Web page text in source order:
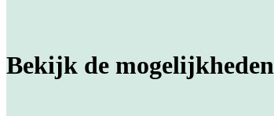
Bekijk de mogelijkheden